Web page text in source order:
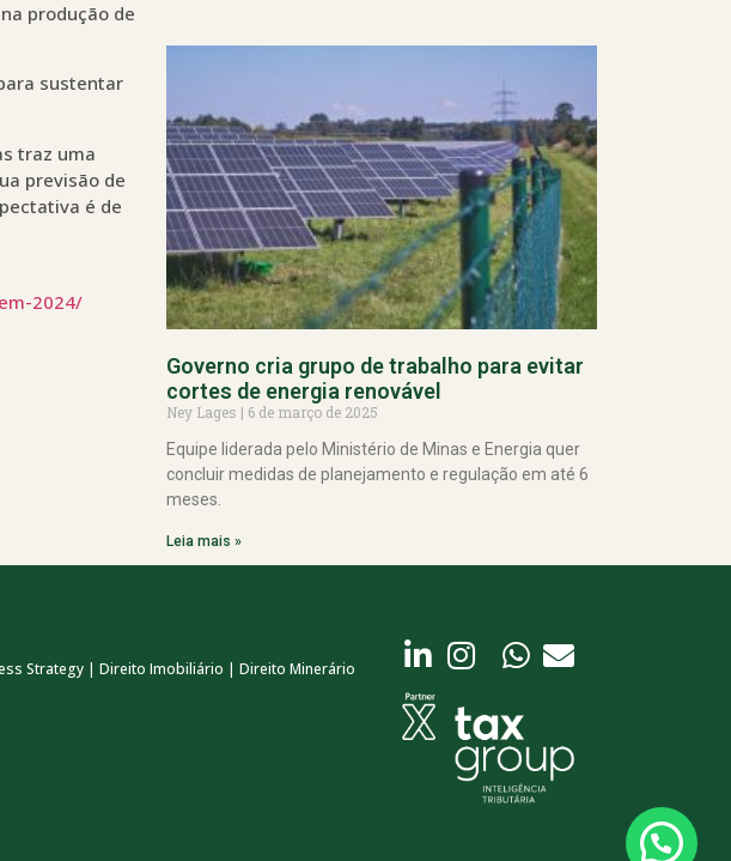
produção de
sustentar
traz uma
previsão de
é de
2024/
Governo cria grupo de trabalho para evitar
cortes de energia renovável
Ney Lages
6 de março de 2025
Equipe liderada pelo Ministério de Minas e Energia quer
concluir medidas de planejamento e regulação em até 6
meses.
Leia mais »
Strategy | Direito Imobiliário | Direito Minerário